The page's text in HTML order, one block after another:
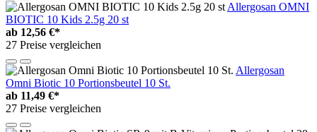
Allergosan OMNI
BIOTIC 10 Kids 2.5g 20 st
ab 12,56 €*
27 Preise vergleichen
Allergosan
Omni Biotic 10 Portionsbeutel 10 St.
ab 11,49 €*
27 Preise vergleichen